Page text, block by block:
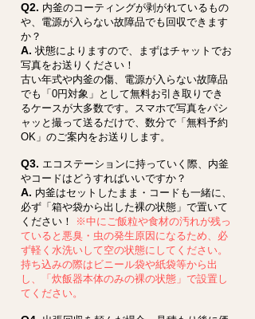
Q2. 内釜のコーティングが剥がれているもの
や、電源が入らない故障品でも回収できます
か？
A. 状態によりますので、まずはチャットでお
写真をお送りください！
古い年式や内釜の傷、電源が入らない故障品
でも「0円対象」として無料お引き取りでき
るケースが大多数です。スマホで写真をパシ
ャッと撮って送るだけで、数分で「無料予約
OK」のご案内をお送りします。
Q3. エコステーションに持っていく際、内釜
やコードはどうすればいいですか？
A. 内釜はセットしたまま・コードも一緒に、
必ず「箱や袋から出した裸の状態」で置いて
ください！
※中にご飯粒や食材の汚れが残っ
ていると悪臭・虫の発生原因になるため、必
ず軽く水洗いして空の状態にしてください。
持ち込みの際はビニール袋や紙袋等から出
し、「炊飯器本体のみの裸の状態」で設置し
てください。